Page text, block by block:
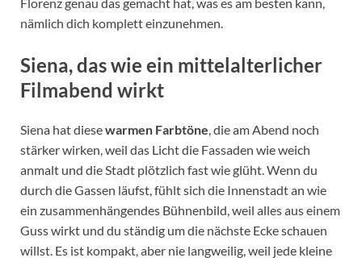
nämlich dich komplett einzunehmen.
Siena, das wie ein mittelalterlicher
Filmabend wirkt
Siena hat diesewarmen Farbtöne, die am Abend noch
stärker wirken, weil das Licht die Fassaden wie weich
anmalt und die Stadt plötzlich fast wie glüht. Wenn du
durch die Gassen läufst, fühlt sich die Innenstadt an wie
ein zusammenhängendes Bühnenbild, weil alles aus einem
Guss wirkt und du ständig um die nächste Ecke schauen
willst. Es ist kompakt, aber nie langweilig, weil jede kleine